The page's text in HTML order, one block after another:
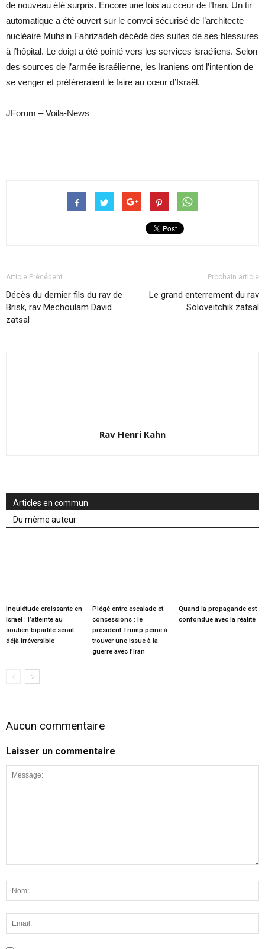
de nouveau été surpris. Encore une fois au cœur de l’Iran. Un tir
automatique a été ouvert sur le convoi sécurisé de l’architecte
nucléaire Muhsin Fahrizadeh décédé des suites de ses blessures
à l’hôpital. Le doigt a été pointé vers les services israéliens. Selon
des sources de l’armée israélienne, les Iraniens ont l’intention de
se venger et préféreraient le faire au cœur d’Israël.
JForum – Voila-News
Article Précédent
Décès du dernier fils du rav de
Brisk, rav Mechoulam David
zatsal
Prochain article
Le grand enterrement du rav
Soloveitchik zatsal
Rav Henri Kahn
Articles en commun
Du même auteur
Inquiétude croissante en
Israël : l’atteinte au
soutien bipartite serait
déjà irréversible
Piégé entre escalade et
concessions : le
président Trump peine à
trouver une issue à la
guerre avec l’Iran
Quand la propagande est
confondue avec la réalité
Aucun commentaire
Laisser un commentaire